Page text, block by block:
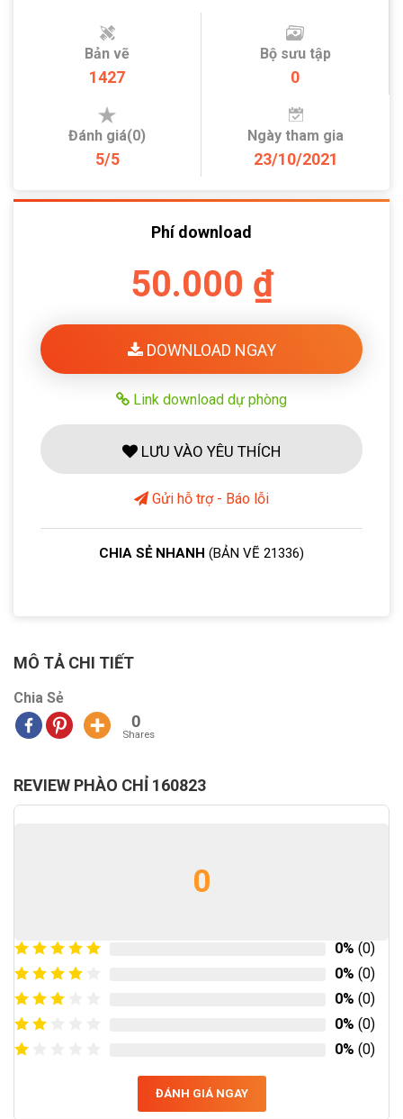
Bản vẽ
1427
Bộ sưu tập
0
Đánh giá(0)
5/5
Ngày tham gia
23/10/2021
Phí download
50.000 ₫
DOWNLOAD NGAY
Link download dự phòng
LƯU VÀO YÊU THÍCH
Gửi hỗ trợ - Báo lỗi
CHIA SẺ NHANH (BẢN VẼ 21336)
MÔ TẢ CHI TIẾT
Chia Sẻ
0
Shares
REVIEW PHÀO CHỈ 160823
0
0% (0)
0% (0)
0% (0)
0% (0)
0% (0)
ĐÁNH GIÁ NGAY